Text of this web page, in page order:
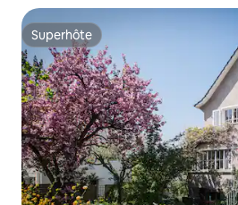
Superhôte
Superhôte